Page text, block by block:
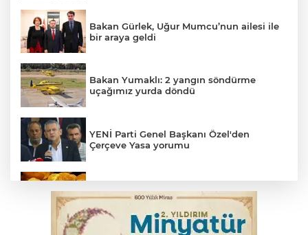
Bakan Gürlek, Uğur Mumcu’nun ailesi ile
bir araya geldi
Bakan Yumaklı: 2 yangın söndürme
uçağımız yurda döndü
YENİ Parti Genel Başkanı Özel'den
Çerçeve Yasa yorumu
Serbest piyasada altın fiyatları...